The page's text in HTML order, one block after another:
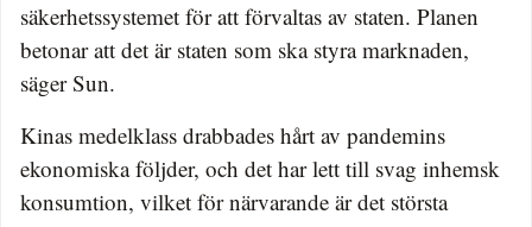
säkerhetssystemet för att förvaltas av staten. Planen
betonar att det är staten som ska styra marknaden,
säger Sun.
Kinas medelklass drabbades hårt av pandemins
ekonomiska följder, och det har lett till svag inhemsk
konsumtion, vilket för närvarande är det största